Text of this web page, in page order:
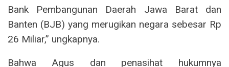
Bank Pembangunan Daerah Jawa Barat dan
Banten (BJB) yang merugikan negara sebesar Rp
26 Miliar,” ungkapnya.
Bahwa Agus dan penasihat hukumnya